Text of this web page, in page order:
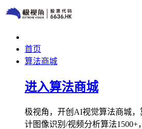
首页
算法商城
进入算法商城
极视角，开创AI视觉算法商城
计图像识别/视频分析算法1500+